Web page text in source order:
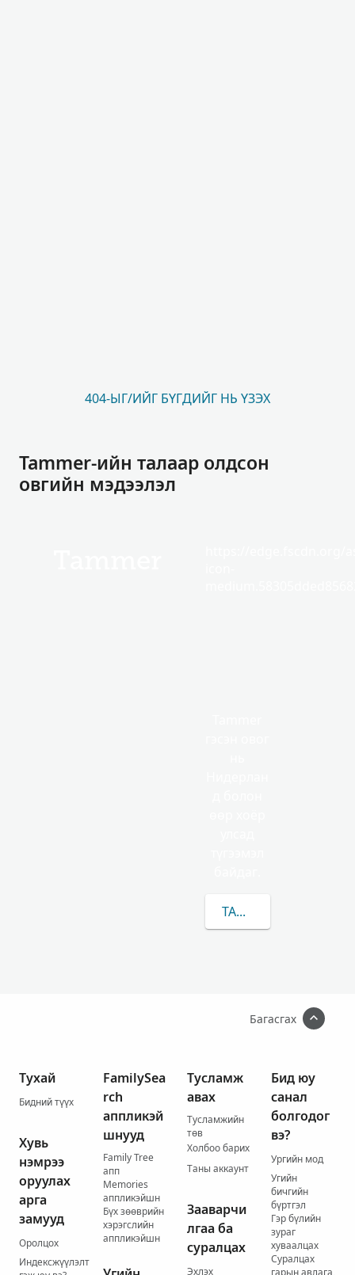
404-ЫГ/ИЙГ БҮГДИЙГ НЬ ҮЗЭХ
Tammer-ийн талаар олдсон
овгийн мэдээлэл
TAMMER-ЫН/ИЙН
Багасгах
Тухай
Бидний түүх
Хувь
нэмрээ
оруулах
арга
замууд
Оролцох
Индексжүүлэлт
FamilySea
rch
аппликэй
шнууд
Family Tree
апп
Memories
аппликэйшн
Бүх зөөврийн
хэрэгслийн
аппликэйшн
Тусламж
авах
Тусламжийн
төв
Холбоо барих
Таны аккаунт
Зааварчи
лгаа ба
суралцах
Эхлэх
Бид юу
санал
болгодог
вэ?
Ургийн мод
Угийн
бичгийн
бүртгэл
Гэр бүлийн
зураг
хуваалцах
Суралцах
гарын авлага,